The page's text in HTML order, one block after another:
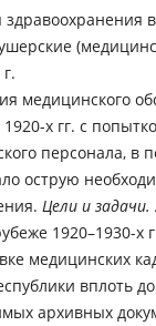
в 1929 г. в
медицинского
х гг. с
персонала, в
острую
Цели и задачи.
1920–1930-х
медицинских
вплоть до
архивных